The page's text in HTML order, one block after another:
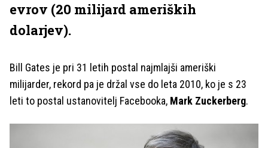
evrov (20 milijard ameriških
dolarjev).
Bill Gates je pri 31 letih postal najmlajši ameriški
milijarder, rekord pa je držal vse do leta 2010, ko je s 23
leti to postal ustanovitelj Facebooka, Mark Zuckerberg.